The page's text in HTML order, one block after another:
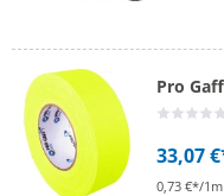
Pro
33,07
0,73 €*/1m